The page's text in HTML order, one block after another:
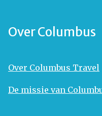
Over Columbus
Over Columbus Travel
De missie van